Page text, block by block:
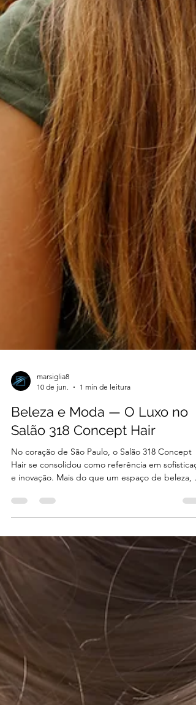
marsiglia8
10 de jun.
1 min de leitura
Beleza e Moda — O Luxo no
Salão 318 Concept Hair
No coração de São Paulo, o Salão 318 Concept
Hair se consolidou como referência em
e inovação. Mais do que um espaço de beleza, é
um ambiente que traduz estilo e exclusividade,
onde cada detalhe remete ao universo da moda
do luxo. Assim como uma bolsa da Louis Vuitton
ou um desfile da Chanel, nossos serviços
a essência da elegância e da atemporalidade.
Cabelos bem cuidados são tão indispensáveis
quanto um look assinado por grandes grifes. No
318 Concep